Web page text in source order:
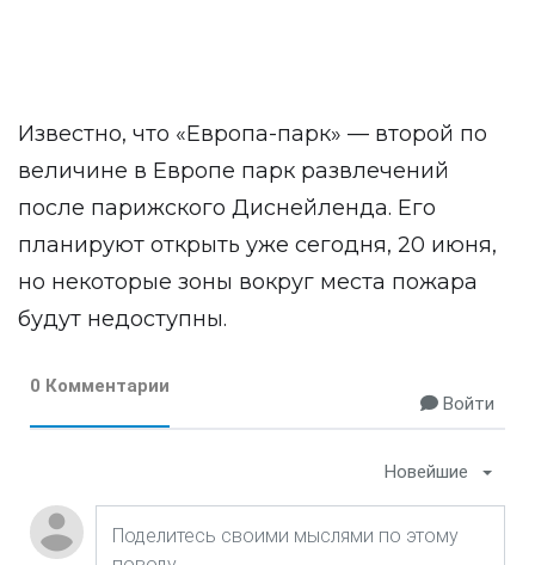
Известно, что «Европа-парк» — второй по
величине в Европе парк развлечений
после парижского Диснейленда. Его
планируют открыть уже сегодня, 20 июня,
но некоторые зоны вокруг места пожара
будут недоступны.
0 Комментарии
Войти
Новейшие